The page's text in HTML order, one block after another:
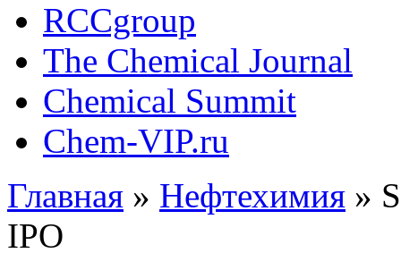
RCCgroup
The Chemical Journal
Chemical Summit
Chem-VIP.ru
Главная » Нефтехимия »
IPO